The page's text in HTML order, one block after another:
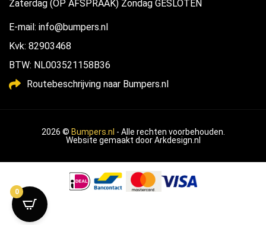
Zaterdag (OP AFSPRAAK) Zondag GESLOTEN
E-mail: info@bumpers.nl
Kvk: 82903468
BTW: NL003521158B36
Routebeschrijving naar Bumpers.nl
2026 © Bumpers.nl - Alle rechten voorbehouden.
Website gemaakt doorArkdesign.nl
0